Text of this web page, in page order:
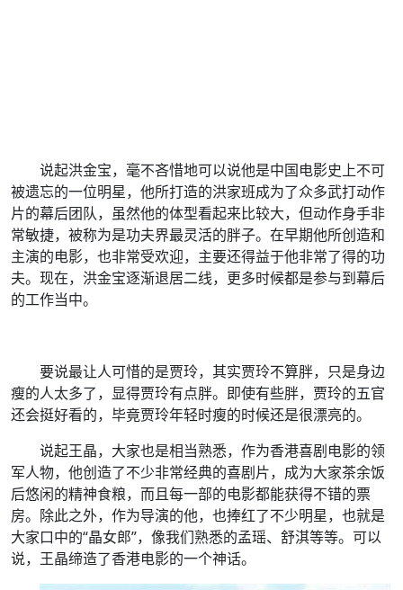
说起洪金宝，毫不吝惜地可以说他是中国电影史上不可
被遗忘的一位明星，他所打造的洪家班成为了众多武打动作
片的幕后团队，虽然他的体型看起来比较大，但动作身手非
常敏捷，被称为是功夫界最灵活的胖子。在早期他所创造和
主演的电影，也非常受欢迎，主要还得益于他非常了得的功
夫。现在，洪金宝逐渐退居二线，更多时候都是参与到幕后
的工作当中。
要说最让人可惜的是贾玲，其实贾玲不算胖，只是身边
瘦的人太多了，显得贾玲有点胖。即使有些胖，贾玲的五官
还会挺好看的，毕竟贾玲年轻时瘦的时候还是很漂亮的。
说起王晶，大家也是相当熟悉，作为香港喜剧电影的领
军人物，他创造了不少非常经典的喜剧片，成为大家茶余饭
后悠闲的精神食粮，而且每一部的电影都能获得不错的票
房。除此之外，作为导演的他，也捧红了不少明星，也就是
大家口中的“晶女郎”，像我们熟悉的孟瑶、舒淇等等。可以
说，王晶缔造了香港电影的一个神话。